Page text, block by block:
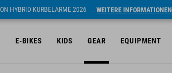
HYBRID KURBELARME 2026 WEITERE INFORMATIONEN
E-BIKES KIDS GEAR EQUIPMENT